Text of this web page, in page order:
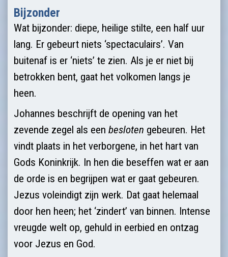
Bijzonder
Wat bijzonder: diepe, heilige stilte, een half uur
lang. Er gebeurt niets ‘spectaculairs’. Van
buitenaf is er ‘niets’ te zien. Als je er niet bij
betrokken bent, gaat het volkomen langs je
heen.
Johannes beschrijft de opening van het
zevende zegel als een besloten gebeuren. Het
vindt plaats in het verborgene, in het hart van
Gods Koninkrijk. In hen die beseffen wat er aan
de orde is en begrijpen wat er gaat gebeuren.
Jezus voleindigt zijn werk. Dat gaat helemaal
door hen heen; het ‘zindert’ van binnen. Intense
vreugde welt op, gehuld in eerbied en ontzag
voor Jezus en God.